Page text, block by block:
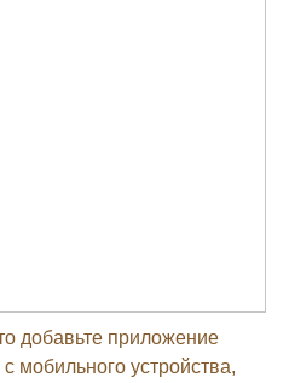
добавьте приложение
мобильного устройства,